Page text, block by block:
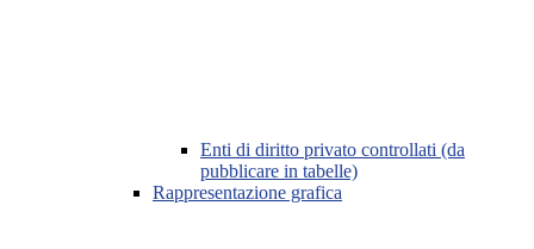
Enti di diritto privato controllati (da
pubblicare in tabelle)
Rappresentazione grafica